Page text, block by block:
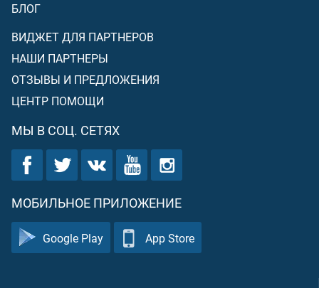
БЛОГ
ВИДЖЕТ ДЛЯ ПАРТНЕРОВ
НАШИ ПАРТНЕРЫ
ОТЗЫВЫ И ПРЕДЛОЖЕНИЯ
ЦЕНТР ПОМОЩИ
МЫ В СОЦ. СЕТЯХ
МОБИЛЬНОЕ ПРИЛОЖЕНИЕ
Google Play App Store